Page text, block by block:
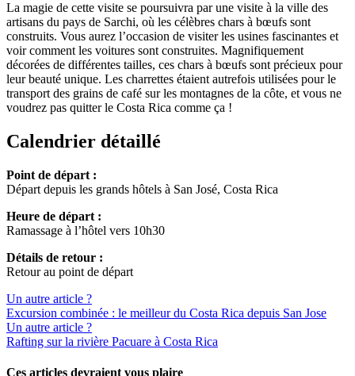
La magie de cette visite se poursuivra par une visite à la ville des
artisans du pays de Sarchi, où les célèbres chars à bœufs sont
construits. Vous aurez l’occasion de visiter les usines fascinantes et
voir comment les voitures sont construites. Magnifiquement
décorées de différentes tailles, ces chars à bœufs sont précieux pour
leur beauté unique. Les charrettes étaient autrefois utilisées pour le
transport des grains de café sur les montagnes de la côte, et vous ne
voudrez pas quitter le Costa Rica comme ça !
Calendrier détaillé
Point de départ :
Départ depuis les grands hôtels à San José, Costa Rica
Heure de départ :
Ramassage à l’hôtel vers 10h30
Détails de retour :
Retour au point de départ
Un autre article ?
Excursion combinée : le meilleur du Costa Rica depuis San Jose
Un autre article ?
Rafting sur la rivière Pacuare à Costa Rica
Ces articles devraient vous plaire